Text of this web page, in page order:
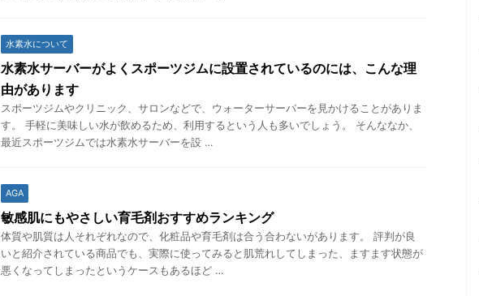
水素水について
水素水サーバーがよくスポーツジムに設置されているのには、こんな理
由があります
スポーツジムやクリニック、サロンなどで、ウォーターサーバーを見かけることがありま
す。 手軽に美味しい水が飲めるため、利用するという人も多いでしょう。 そんななか、
最近スポーツジムでは水素水サーバーを設 …
AGA
敏感肌にもやさしい育毛剤おすすめランキング
体質や肌質は人それぞれなので、化粧品や育毛剤は合う合わないがあります。 評判が良
いと紹介されている商品でも、実際に使ってみると肌荒れしてしまった、ますます状態が
悪くなってしまったというケースもあるほど …